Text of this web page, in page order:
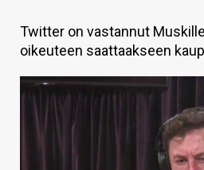
TIETOA
HINTA.FI
KAUPPA
VAIHDA TEEMA
Twitter on vastannut
oikeuteen saattaakseen